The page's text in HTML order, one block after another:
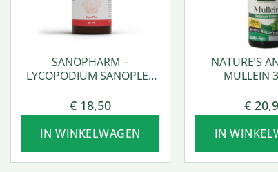
SANOPHARM –
LYCOPODIUM SANOPLEX
€18,50
IN WINKELWAGEN
NATURE’S
MULLEIN
€
IN